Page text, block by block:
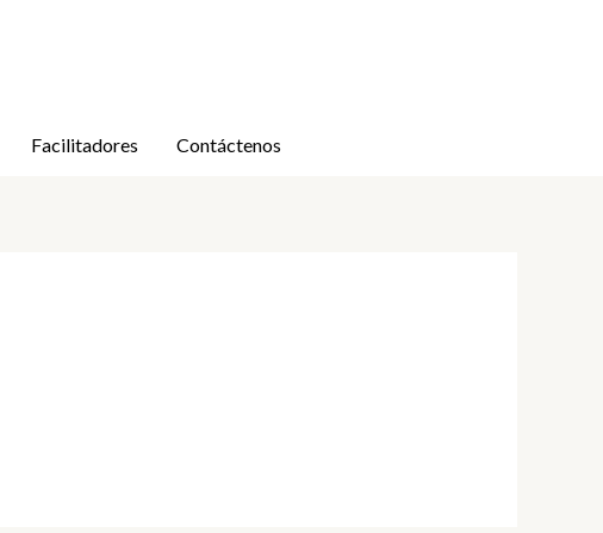
Facilitadores Contáctenos